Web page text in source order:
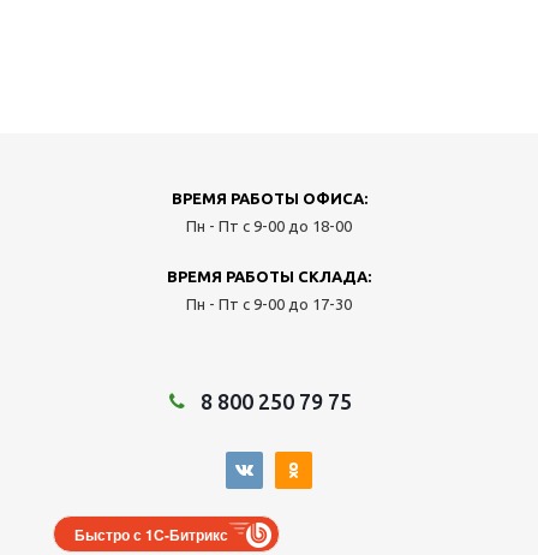
ВРЕМЯ РАБОТЫ ОФИСА:
Пн - Пт с 9-00 до 18-00
ВРЕМЯ РАБОТЫ СКЛАДА:
Пн - Пт с 9-00 до 17-30
8 800 250 79 75
Быстро с 1С-Битрикс